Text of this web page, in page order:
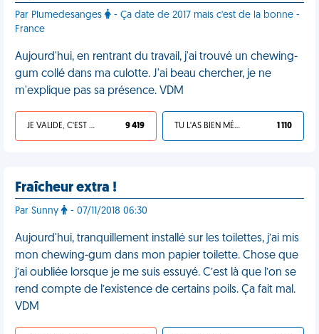
Par Plumedesanges
- Ça date de 2017 mais c'est de la bonne -
France
Aujourd'hui, en rentrant du travail, j'ai trouvé un chewing-
gum collé dans ma culotte. J'ai beau chercher, je ne
m'explique pas sa présence. VDM
JE VALIDE, C'EST UNE VDM 9 419 TU L'AS BIEN MÉRITÉ 1 110
Fraîcheur extra !
Par Sunny - 07/11/2018 06:30
Aujourd'hui, tranquillement installé sur les toilettes, j’ai mis
mon chewing-gum dans mon papier toilette. Chose que
j’ai oubliée lorsque je me suis essuyé. C’est là que l’on se
rend compte de l’existence de certains poils. Ça fait mal.
VDM